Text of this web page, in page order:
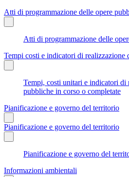
Atti di programmazione delle opere
Atti di programmazione delle
Tempi costi e indicatori di realizzazione
Tempi, costi unitari e indicatori di
pubbliche in corso o completate
Pianificazione e governo del territorio
Pianificazione e governo del territorio
Pianificazione e governo del
Informazioni ambientali